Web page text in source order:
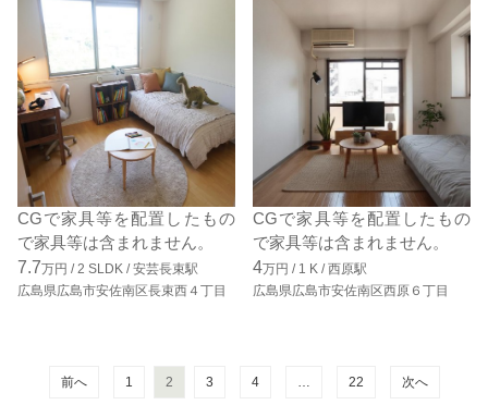
CGで家具等を配置したもの
で家具等は含まれません。
7.7万円 / 2 SLDK /安芸長束駅
広島県広島市安佐南区長束西４丁目
CGで家具等を配置したもの
で家具等は含まれません。
4万円 / 1 K /西原駅
広島県広島市安佐南区西原６丁目
前へ 1 2 3 4 22 次へ